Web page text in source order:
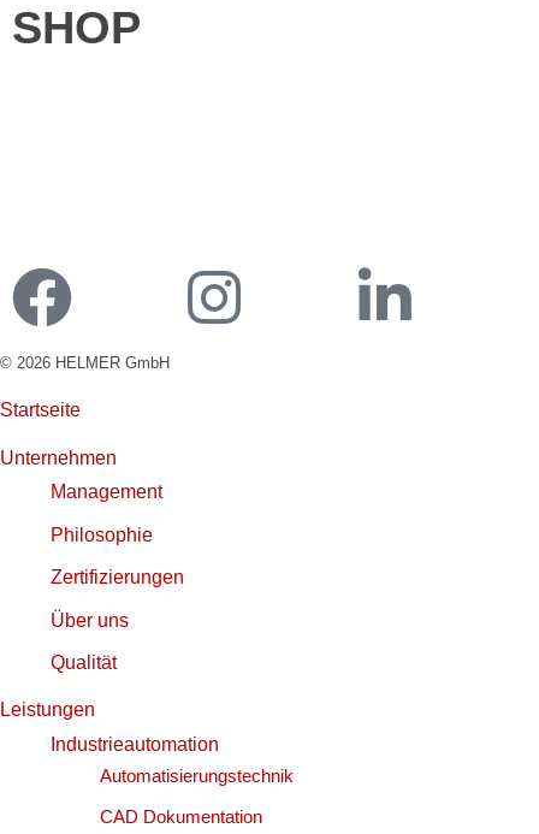
SHOP
© 2026 HELMER GmbH
Startseite
Unternehmen
Management
Philosophie
Zertifizierungen
Über uns
Qualität
Leistungen
Industrieautomation
Automatisierungstechnik
CAD Dokumentation